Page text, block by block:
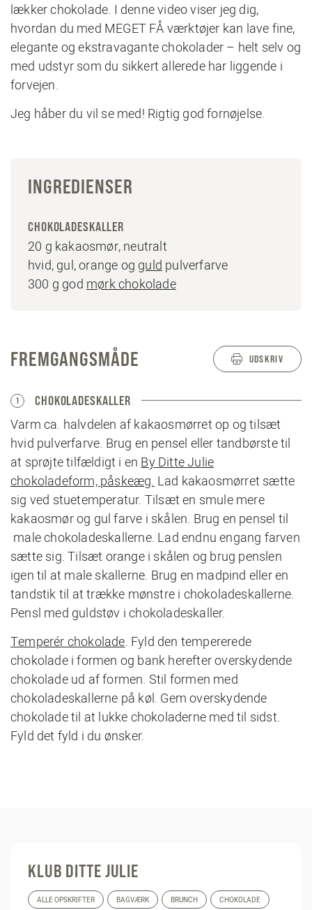
lækker chokolade. I denne video viser jeg dig,
hvordan du med MEGET FÅ værktøjer kan lave fine,
elegante og ekstravagante chokolader – helt selv og
med udstyr som du sikkert allerede har liggende i
forvejen.
Jeg håber du vil se med! Rigtig god fornøjelse.
INGREDIENSER
CHOKOLADESKALLER
20 g kakaosmør, neutralt
hvid, gul, orange og guld pulverfarve
300 g god mørk chokolade
FREMGANGSMÅDE UDSKRIV
1 CHOKOLADESKALLER
Varm ca. halvdelen af kakaosmørret op og tilsæt
hvid pulverfarve. Brug en pensel eller tandbørste til
at sprøjte tilfældigt i en By Ditte Julie
chokoladeform, påskeæg. Lad kakaosmørret sætte
sig ved stuetemperatur. Tilsæt en smule mere
kakaosmør og gul farve i skålen. Brug en pensel til
male chokoladeskallerne. Lad endnu engang farven
sætte sig. Tilsæt orange i skålen og brug penslen
igen til at male skallerne. Brug en madpind eller en
tandstik til at trække mønstre i chokoladeskallerne.
Pensl med guldstøv i chokoladeskaller.
Temperér chokolade. Fyld den tempererede
chokolade i formen og bank herefter overskydende
chokolade ud af formen. Stil formen med
chokoladeskallerne på køl. Gem overskydende
chokolade til at lukke chokoladerne med til sidst.
Fyld det fyld i du ønsker.
KLUB DITTE JULIE
ALLE OPSKRIFTER BAGVÆRK BRUNCH CHOKOLADE